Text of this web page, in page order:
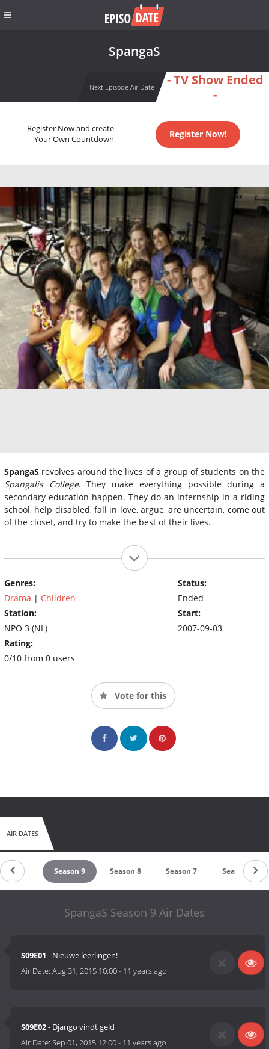
SpangaS
Next Episode Air Date
- TV Show Ended
-
Register Now and create
Your Own Countdown
Register Now!
SpangaS revolves around the lives of a group of students on the
Spangalis College. They make everything possible during a
secondary education happen. They do an internship in a riding
school, help disabled, fall in love, argue, are uncertain, come out
of the closet, and try to make the best of their lives.
Genres:
Drama | Children
Station:
NPO 3 (NL)
Rating:
0/10 from 0 users
Status:
Ended
Start:
2007-09-03
Vote for this
AIR DATES
10 Season 9 Season 8 Season 7 Season 6
SpangaS Season 9 Air Dates
S09E01 - Nieuwe leerlingen!
Air Date:Aug 31, 2015 10:00- 11 years ago
S09E02- Django vindt geld
Air Date:Sep 01, 2015 12:00- 11 years ago